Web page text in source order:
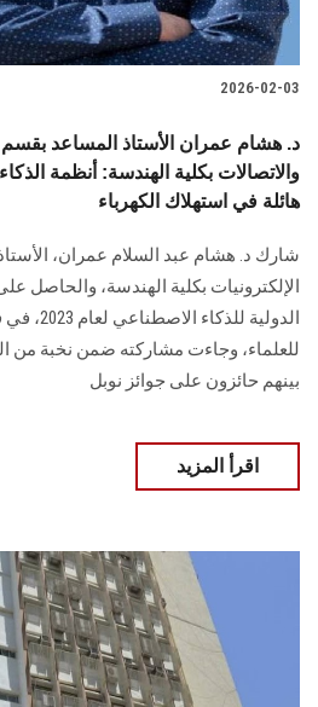
2026-02-03
د. هشام عمران الأستاذ المساعد بقسم
والاتصالات بكلية الهندسة: أنظمة
هائلة في استهلاك الكهرباء
شارك د. هشام عبد السلام عمران،
الإلكترونيات بكلية الهندسة، والحاصل
الدولية
للعلماء، وجاءت مشاركته ضمن نخبة من
بينهم حائزون على جوائز نوبل
اقرأ المزيد